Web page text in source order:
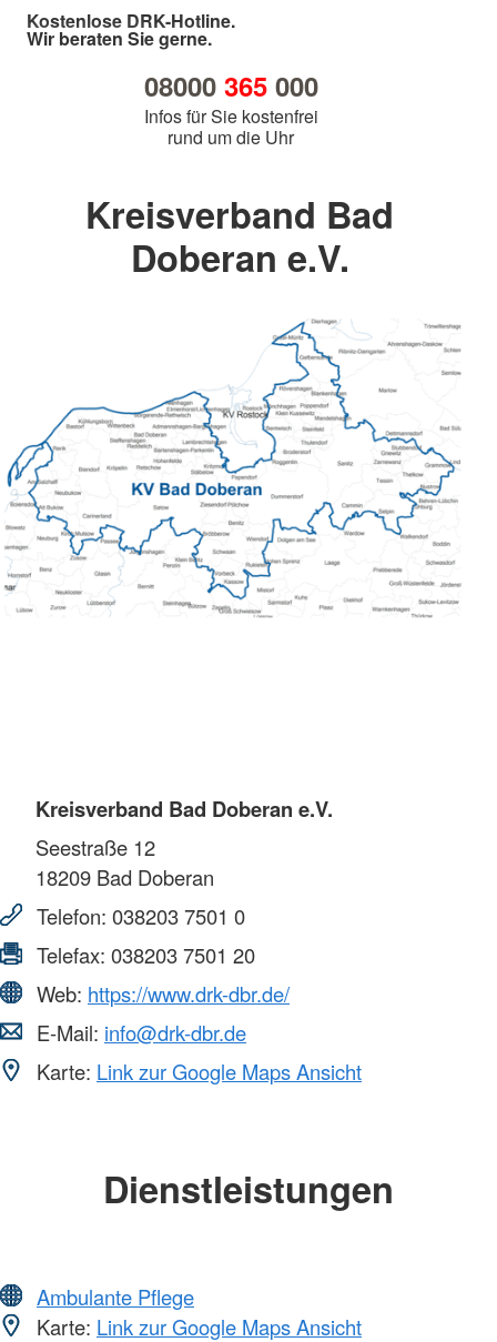
Kostenlose DRK-Hotline.
Wir beraten Sie gerne.
08000 365000
Infos für Sie kostenfrei
rund um die Uhr
Kreisverband Bad
Doberan e.V.
Kreisverband Bad Doberan e.V.
Seestraße 12
18209 Bad Doberan
Telefon: 038203 7501 0
Telefax: 038203 7501 20
Web: https://www.drk-dbr.de/
E-Mail: info@drk-dbr.de
Karte: Link zur Google Maps Ansicht
Dienstleistungen
Ambulante Pflege
Karte: Link zur Google Maps Ansicht